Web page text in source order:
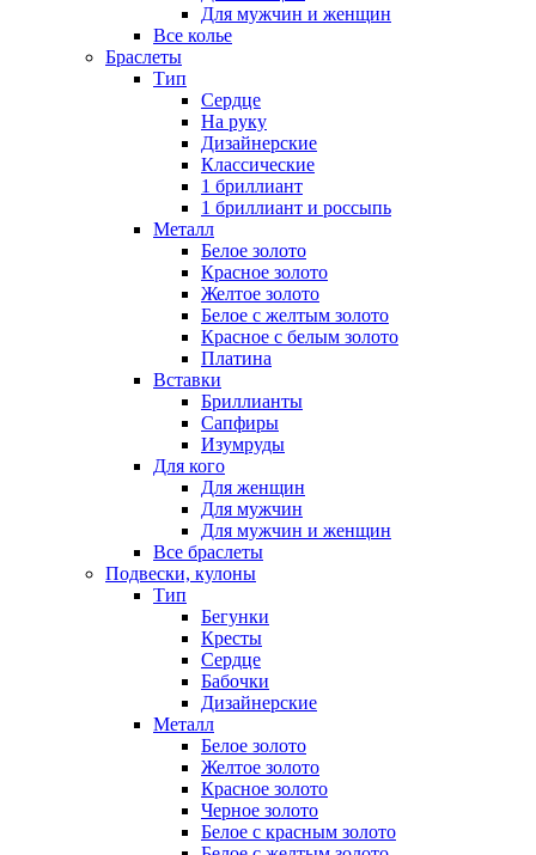
Для мужчин и женщин
Все колье
Браслеты
Тип
Сердце
На руку
Дизайнерские
Классические
1 бриллиант
1 бриллиант и россыпь
Металл
Белое золото
Красное золото
Желтое золото
Белое с желтым золото
Красное с белым золото
Платина
Вставки
Бриллианты
Сапфиры
Изумруды
Для кого
Для женщин
Для мужчин
Для мужчин и женщин
Все браслеты
Подвески, кулоны
Тип
Бегунки
Кресты
Сердце
Бабочки
Дизайнерские
Металл
Белое золото
Желтое золото
Красное золото
Черное золото
Белое с красным золото